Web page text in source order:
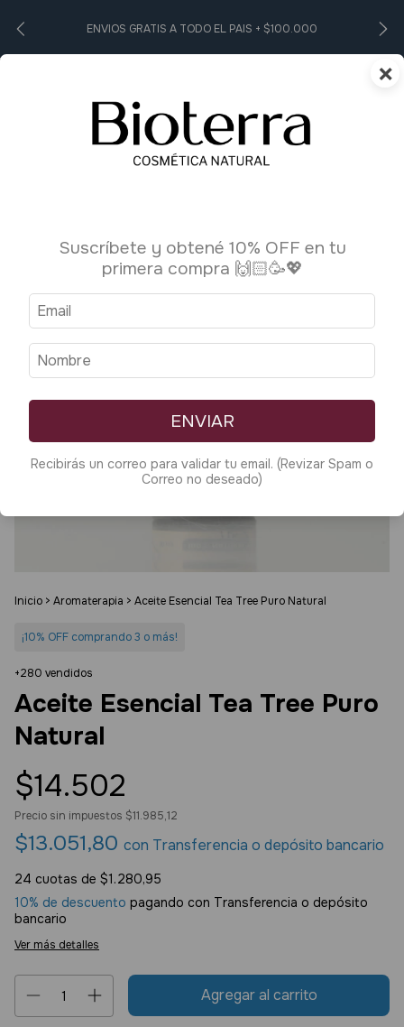
ENVIOS GRATIS A TODO EL PAIS + $100.000
0
Inicio > Aromaterapia > Aceite Esencial Tea Tree Puro Natural
¡10% OFF comprando 3 o más!
+280 vendidos
Aceite Esencial Tea Tree Puro
Natural
$14.502
Precio sin impuestos $11.985,12
$13.051,80 con Transferencia o depósito bancario
24 cuotas de $1.280,95
10% de descuento pagando con Transferencia o depósito
bancario
Ver más detalles
×
Suscríbete y obtené 10% OFF en tu
primera compra 🙌🏻🥳💖
ENVIAR
Recibirás un correo para validar tu email. (Revizar Spam o
Correo no deseado)